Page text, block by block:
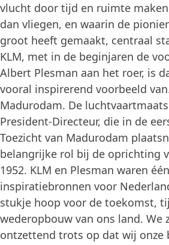
vlucht door tijd en ruimte
dan vliegen, en waarin de
groot heeft gemaakt, centraal
KLM, met in de beginjaren de
Albert Plesman aan het roer, is
vooral inspirerend voorbeeld
Madurodam. De
President-Directeur, die in de
Toezicht van Madurodam
belangrijke rol bij de oprichting
1952. KLM en Plesman waren
inspiratiebronnen voor
stukje hoop voor de toekomst,
wederopbouw van ons land. We
ontzettend trots op dat wij onze